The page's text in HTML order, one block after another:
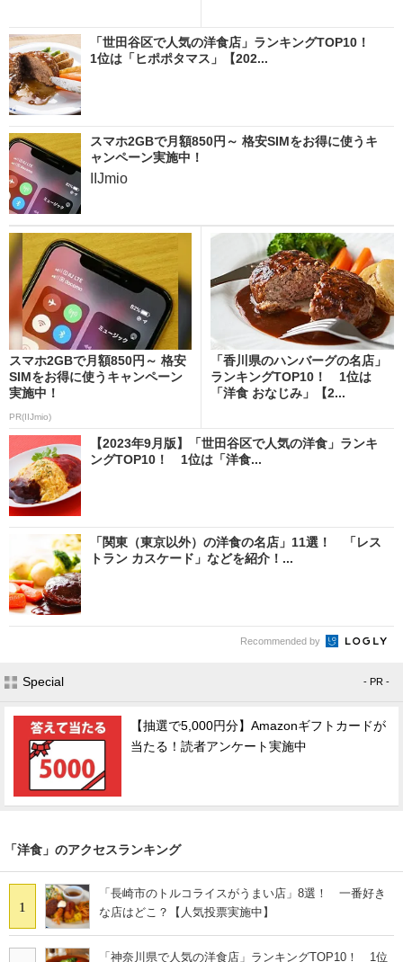
「世田谷区で人気の洋食店」ランキングTOP10！
1位は「ヒポポタマス」【202...
スマホ2GBで月額850円～ 格安SIMをお得に使うキ
ャンペーン実施中！
IIJmio
スマホ2GBで月額850円～ 格安
SIMをお得に使うキャンペーン
実施中！
PR(IIJmio)
「香川県のハンバーグの名店」
ランキングTOP10！ 1位は
「洋食 おなじみ」【2...
【2023年9月版】「世田谷区で人気の洋食」ランキ
ングTOP10！ 1位は「洋食...
「関東（東京以外）の洋食の名店」11選！ 「レス
トラン カスケード」などを紹介！...
Recommended by
Special - PR -
【抽選で5,000円分】Amazonギフトカードが
当たる！読者アンケート実施中
「洋食」のアクセスランキング
1
「長崎市のトルコライスがうまい店」8選！ 一番好き
な店はどこ？【人気投票実施中】
「神奈川県で人気の洋食店」ランキングTOP10！ 1位